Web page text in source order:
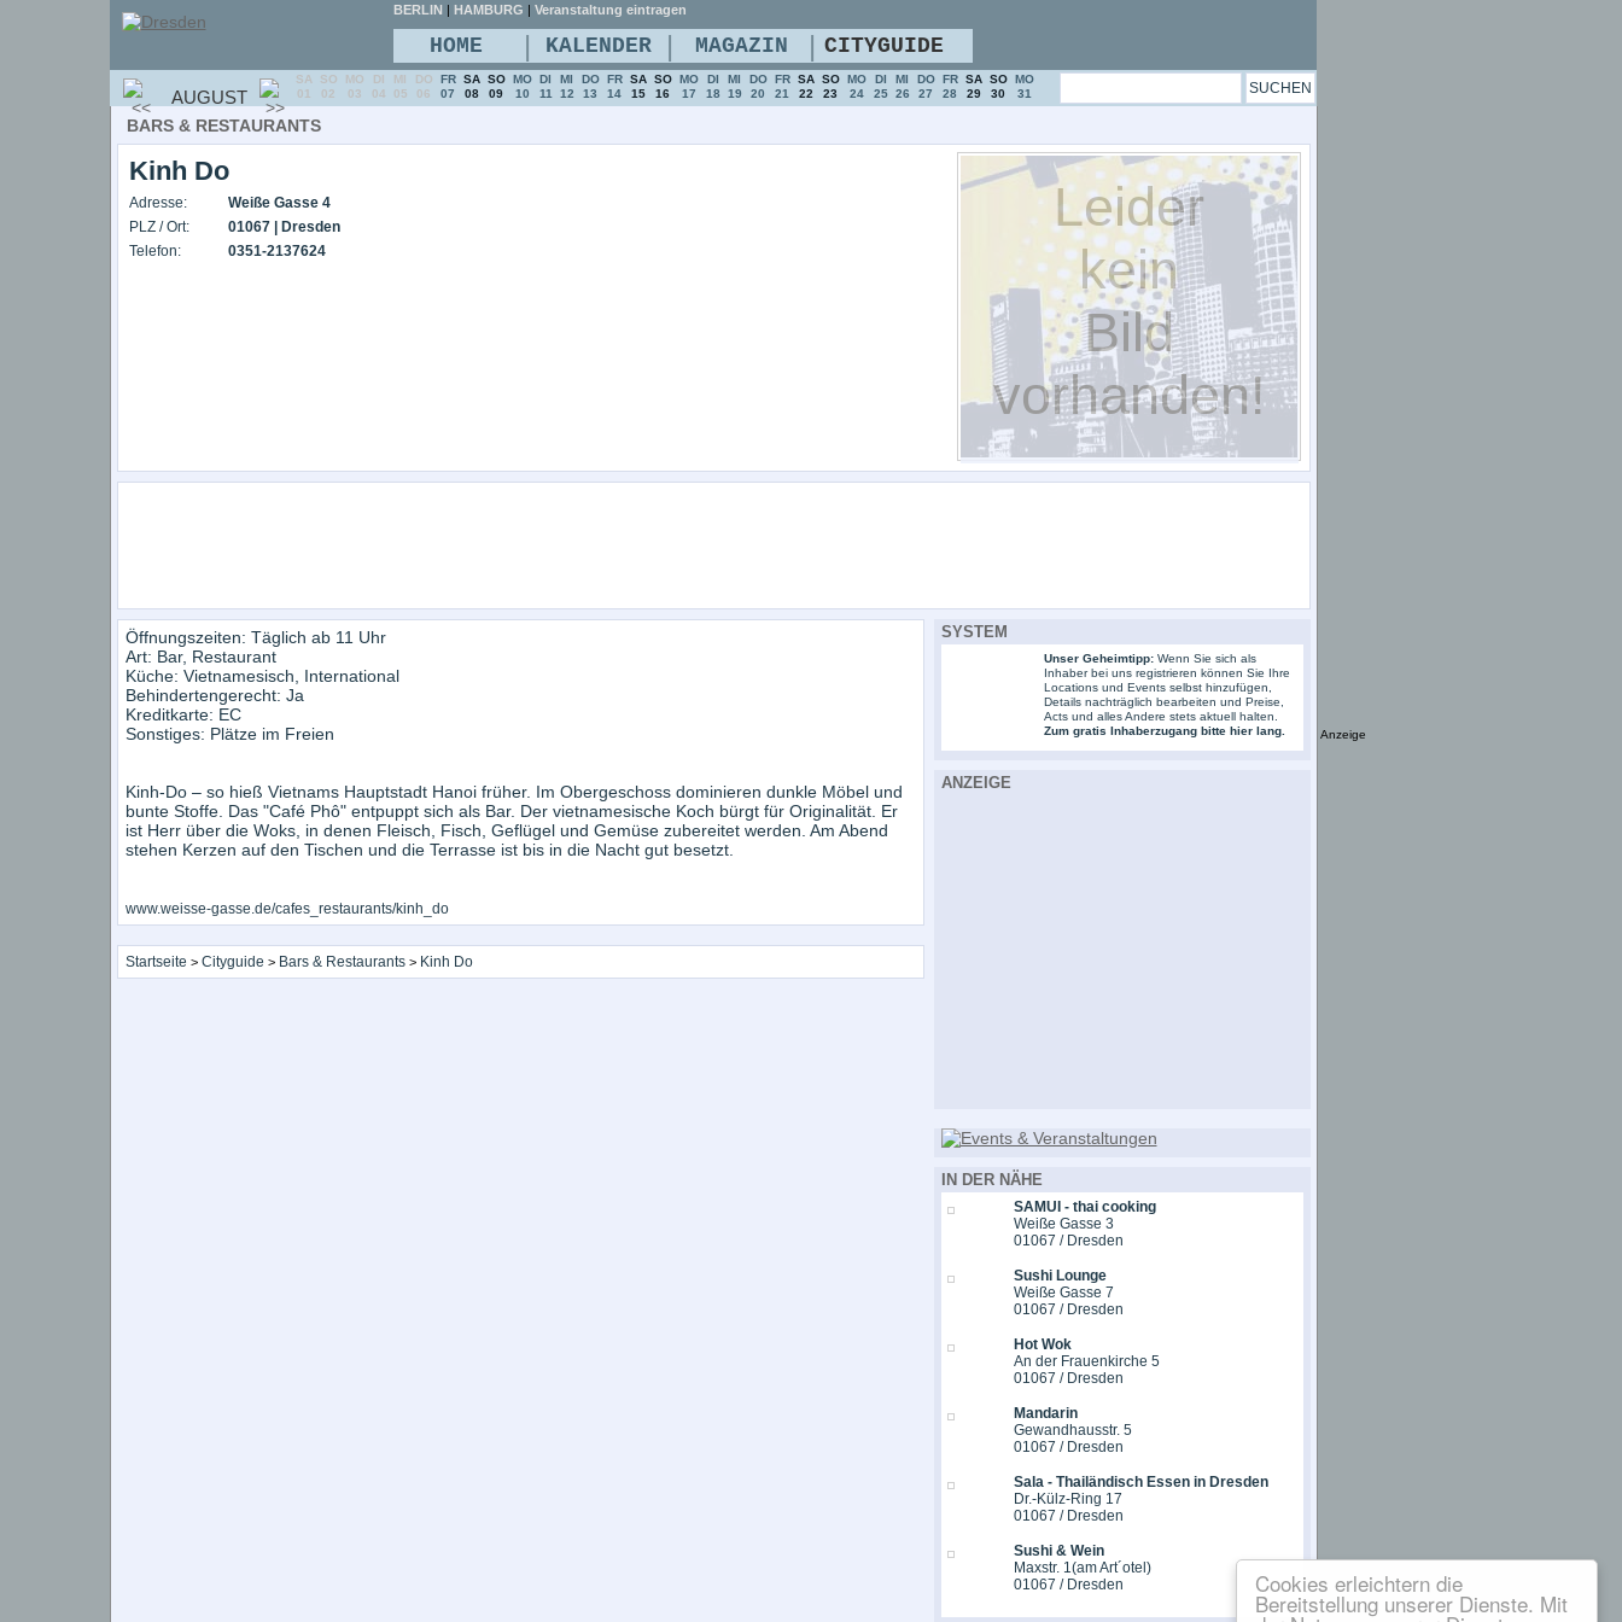
Cookies erleichtern die
Bereitstellung unserer Dienste. Mit
BARS & RESTAURANTS
Kinh Do
Adresse:
Weiße Gasse 4
PLZ / Ort:
01067 | Dresden
Telefon:
0351-2137624
Leider
kein
Bild
vorhanden!
Öffnungszeiten: Täglich ab 11 Uhr
Art: Bar, Restaurant
Küche: Vietnamesisch, International
Behindertengerecht: Ja
Kreditkarte: EC
Sonstiges: Plätze im Freien
Kinh-Do – so hieß Vietnams Hauptstadt Hanoi früher. Im Obergeschoss dominieren dunkle Möbel und
bunte Stoffe. Das "Café Phô" entpuppt sich als Bar. Der vietnamesische Koch bürgt für Originalität. Er
ist Herr über die Woks, in denen Fleisch, Fisch, Ge­flügel und Gemüse zubereitet werden. Am Abend
stehen Kerzen auf den Tischen und die Terrasse ist bis in die Nacht gut besetzt.
www.weisse-gasse.de/cafes_restaurants/kinh_do
Startseite > Cityguide > Bars & Restaurants > Kinh Do
SYSTEM
Unser Geheimtipp:Wenn Sie sich als
Inhaber bei uns registrieren können Sie Ihre
Locations und Events selbst hinzufügen,
Details nachträglich bearbeiten und Preise,
Acts und alles Andere stets aktuell halten.
Zum gratis Inhaberzugang bitte hier lang.
ANZEIGE
IN DER NÄHE
SAMUI - thai cooking
Weiße Gasse 3
01067 / Dresden
Sushi Lounge
Weiße Gasse 7
01067 / Dresden
Hot Wok
An der Frauenkirche 5
01067 / Dresden
Mandarin
Gewandhausstr. 5
01067 / Dresden
Sala - Thailändisch Essen in Dresden
Dr.-Külz-Ring 17
01067 / Dresden
Sushi & Wein
Maxstr. 1(am Art´otel)
01067 / Dresden
BERLIN | HAMBURG | Veranstaltung eintragen
HOME | KALENDER | MAGAZIN | CITYGUIDE
AUGUST
SA
01
SO
02
MO
03
DI
04
MI
05
DO
06
FR
07
SA
08
SO
09
MO
10
DI
11
MI
12
DO
13
FR
14
SA
15
SO
16
MO
17
DI
18
MI
19
DO
20
FR
21
SA
22
SO
23
MO
24
DI
25
MI
26
DO
27
FR
28
SA
29
SO
30
MO
31
Anzeige